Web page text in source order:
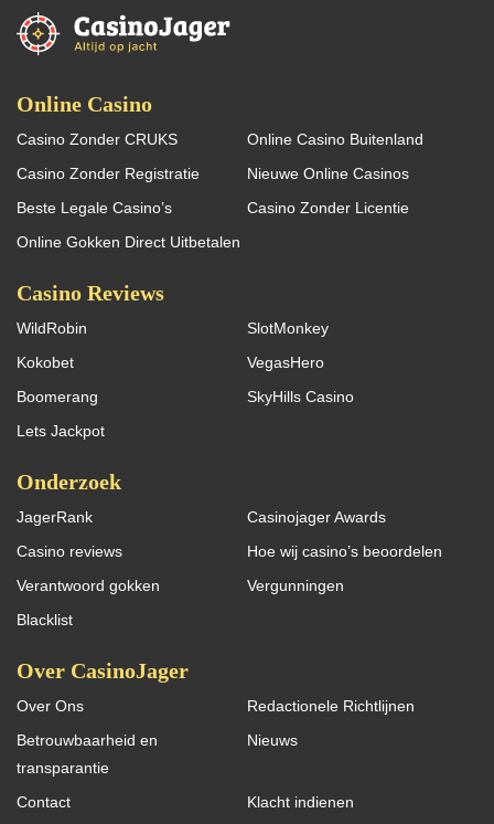
Online Casino
Casino Zonder CRUKS
Online Casino Buitenland
Casino Zonder Registratie
Nieuwe Online Casinos
Beste Legale Casino’s
Casino Zonder Licentie
Online Gokken Direct Uitbetalen
Casino Reviews
WildRobin
SlotMonkey
Kokobet
VegasHero
Boomerang
SkyHills Casino
Lets Jackpot
Onderzoek
JagerRank
Casinojager Awards
Casino reviews
Hoe wij casino’s beoordelen
Verantwoord gokken
Vergunningen
Blacklist
Over CasinoJager
Over Ons
Redactionele Richtlijnen
Betrouwbaarheid en
transparantie
Nieuws
Contact
Klacht indienen